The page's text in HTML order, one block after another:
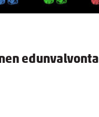
edunvalvonta